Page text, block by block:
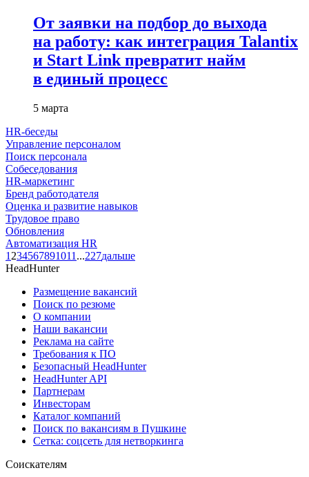
От заявки на подбор до выхода
на работу: как интеграция Talantix
и Start Link превратит найм
в единый процесс
5 марта
HR-беседы
Управление персоналом
Поиск персонала
Собеседования
HR-маркетинг
Бренд работодателя
Оценка и развитие навыков
Трудовое право
Обновления
Автоматизация HR
1 234567891011 ...227дальше
HeadHunter
Размещение вакансий
Поиск по резюме
О компании
Наши вакансии
Реклама на сайте
Требования к ПО
Безопасный HeadHunter
HeadHunter API
Партнерам
Инвесторам
Каталог компаний
Поиск по вакансиям в Пушкине
Сетка: соцсеть для нетворкинга
Соискателям